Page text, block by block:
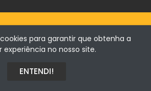
| Horta de Barreiros 7005-208 Évora -
para garantir que obtenha a
experiência no nosso site.
ENTENDI!